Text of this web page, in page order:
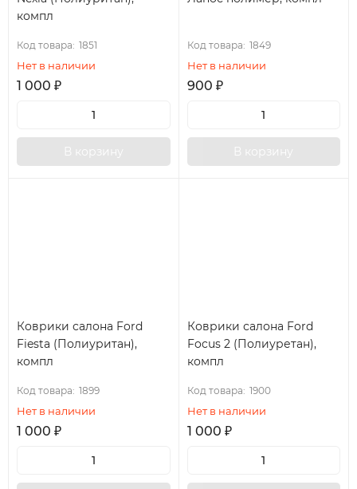
компл
Код товара: 1851
Нет в наличии
1 000 ₽
В корзину
Код товара: 1849
Нет в наличии
900 ₽
В корзину
Коврики салона Ford
Fiesta (Полиуритан),
компл
Код товара: 1899
Нет в наличии
1 000 ₽
Коврики салона Ford
Focus 2 (Полиуретан),
компл
Код товара: 1900
Нет в наличии
1 000 ₽